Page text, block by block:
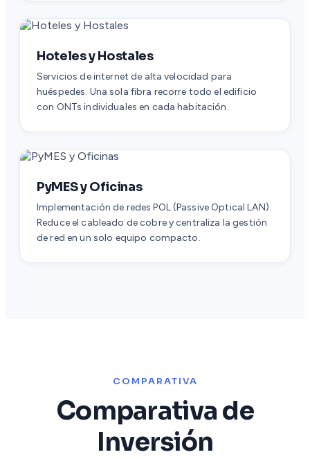
Hoteles y Hostales
Servicios de internet de alta velocidad para
huéspedes. Una sola fibra recorre todo el edificio
con ONTs individuales en cada habitación.
PyMES y Oficinas
Implementación de redes POL (Passive Optical LAN).
Reduce el cableado de cobre y centraliza la gestión
de red en un solo equipo compacto.
COMPARATIVA
Comparativa de
Inversión